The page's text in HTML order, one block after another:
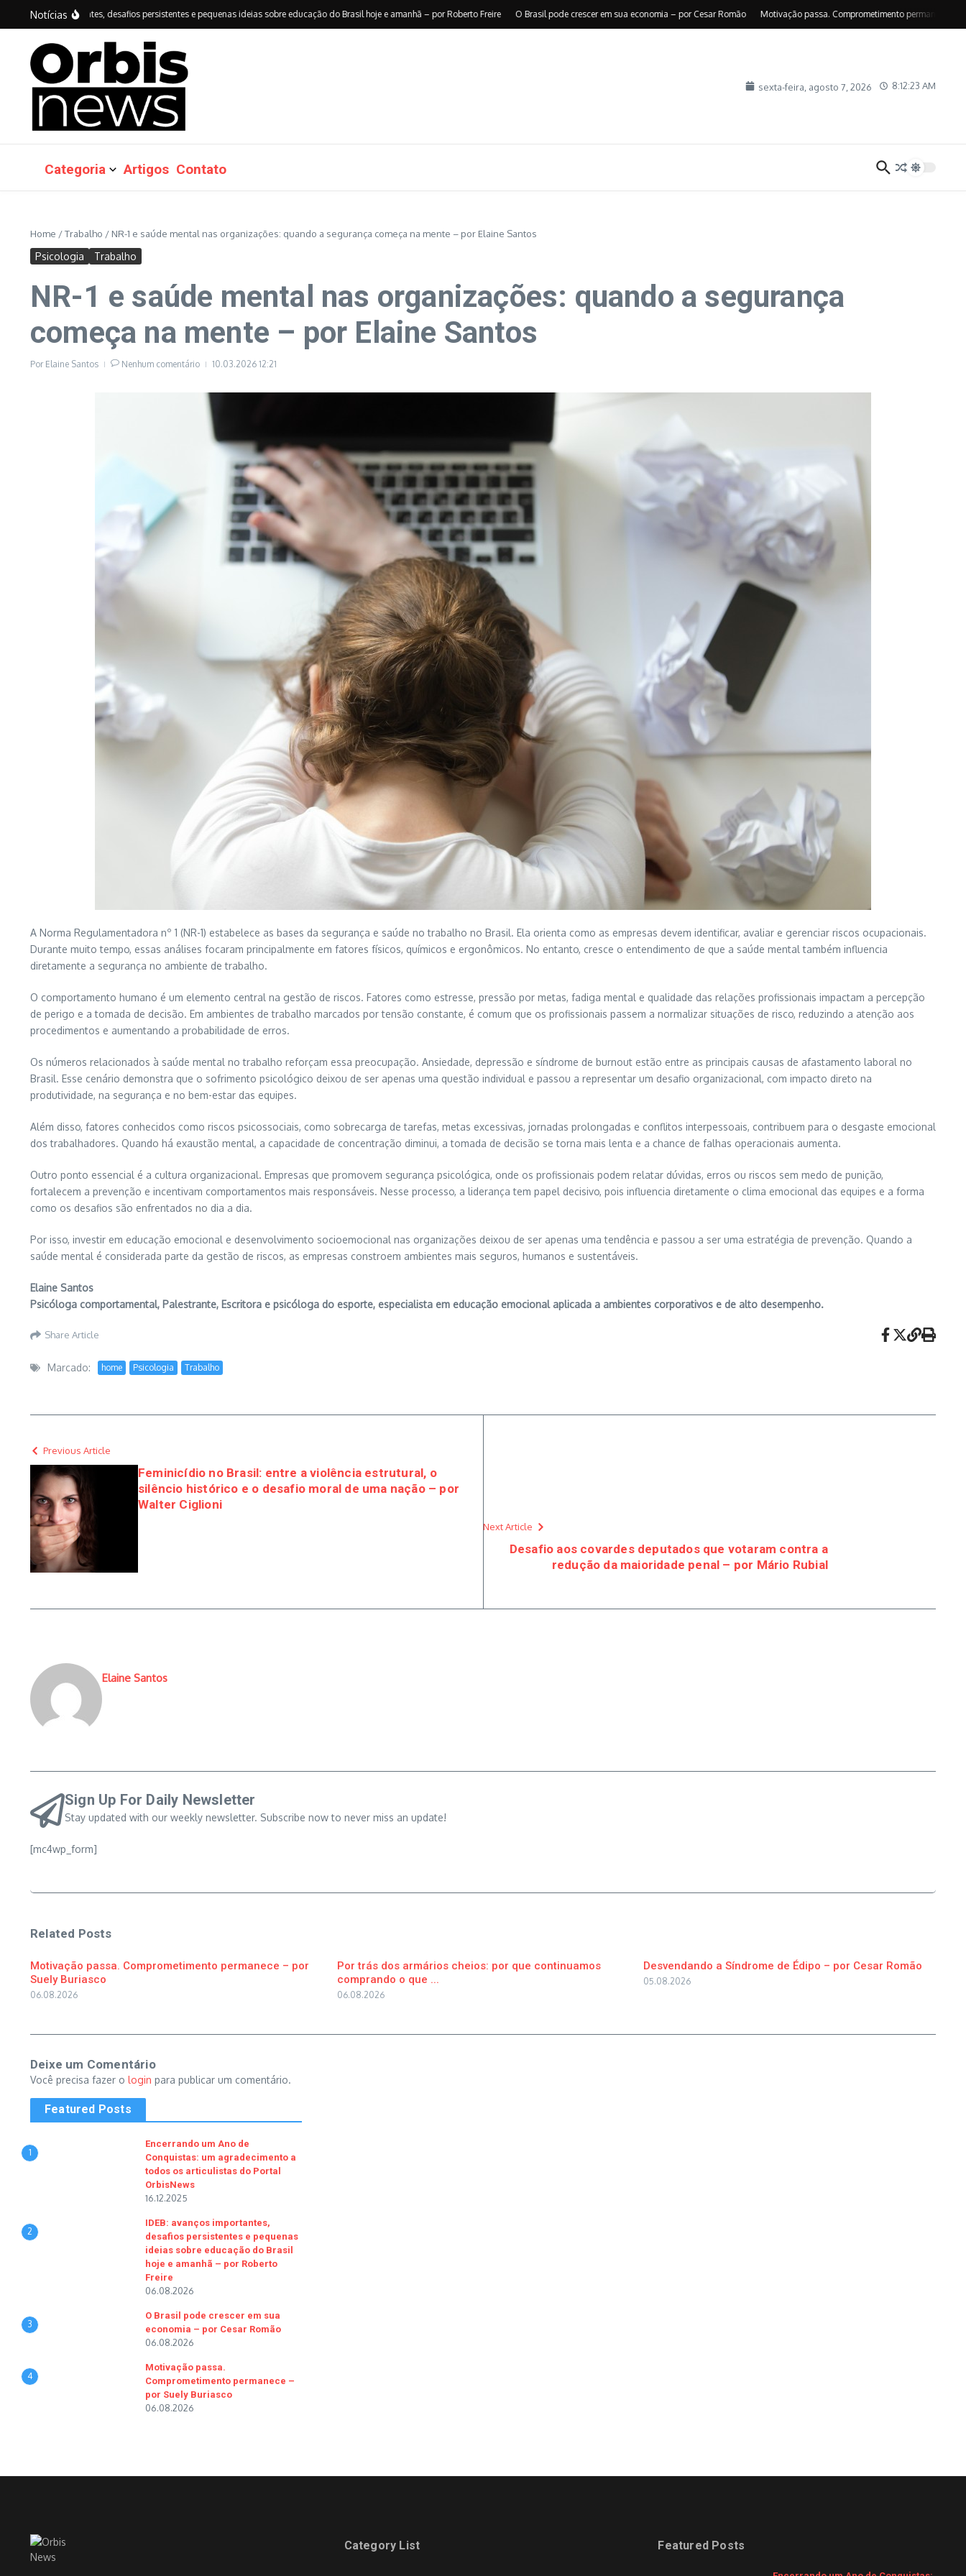
Ir para o conteúdo
Notícias
importantes, desafios persistentes e pequenas ideias sobre educação do Brasil hoje e amanhã – por Roberto Freire O Brasil pode crescer em sua economia – por Cesar Romão Motivação passa. Comprometimento permanece – por
sexta-feira, agosto 7, 2026 8:12:25 AM
Categoria Artigos Contato
Home /Trabalho / NR-1 e saúde mental nas organizações: quando a segurança começa na mente – por Elaine Santos
Psicologia Trabalho
NR-1 e saúde mental nas organizações: quando a segurança
começa na mente – por Elaine Santos
Por Elaine Santos Nenhum comentário 10.03.2026 12:21
A Norma Regulamentadora nº 1 (NR-1) estabelece as bases da segurança e saúde no trabalho no Brasil. Ela orienta como as empresas devem identificar, avaliar e gerenciar riscos ocupacionais.
Durante muito tempo, essas análises focaram principalmente em fatores físicos, químicos e ergonômicos. No entanto, cresce o entendimento de que a saúde mental também influencia
diretamente a segurança no ambiente de trabalho.
O comportamento humano é um elemento central na gestão de riscos. Fatores como estresse, pressão por metas, fadiga mental e qualidade das relações profissionais impactam a percepção
de perigo e a tomada de decisão. Em ambientes de trabalho marcados por tensão constante, é comum que os profissionais passem a normalizar situações de risco, reduzindo a atenção aos
procedimentos e aumentando a probabilidade de erros.
Os números relacionados à saúde mental no trabalho reforçam essa preocupação. Ansiedade, depressão e síndrome de burnout estão entre as principais causas de afastamento laboral no
Brasil. Esse cenário demonstra que o sofrimento psicológico deixou de ser apenas uma questão individual e passou a representar um desafio organizacional, com impacto direto na
produtividade, na segurança e no bem-estar das equipes.
Além disso, fatores conhecidos como riscos psicossociais, como sobrecarga de tarefas, metas excessivas, jornadas prolongadas e conflitos interpessoais, contribuem para o desgaste emocional
dos trabalhadores. Quando há exaustão mental, a capacidade de concentração diminui, a tomada de decisão se torna mais lenta e a chance de falhas operacionais aumenta.
Outro ponto essencial é a cultura organizacional. Empresas que promovem segurança psicológica, onde os profissionais podem relatar dúvidas, erros ou riscos sem medo de punição,
fortalecem a prevenção e incentivam comportamentos mais responsáveis. Nesse processo, a liderança tem papel decisivo, pois influencia diretamente o clima emocional das equipes e a forma
como os desafios são enfrentados no dia a dia.
Por isso, investir em educação emocional e desenvolvimento socioemocional nas organizações deixou de ser apenas uma tendência e passou a ser uma estratégia de prevenção. Quando a
saúde mental é considerada parte da gestão de riscos, as empresas constroem ambientes mais seguros, humanos e sustentáveis.
Elaine Santos
Psicóloga comportamental, Palestrante, Escritora e psicóloga do esporte, especialista em educação emocional aplicada a ambientes corporativos e de alto desempenho.
Share Article
Marcado: home Psicologia Trabalho
Previous Article
Feminicídio no Brasil: entre a violência estrutural, o
silêncio histórico e o desafio moral de uma nação – por
Walter Ciglioni
Next Article
Desafio aos covardes deputados que votaram contra a
redução da maioridade penal – por Mário Rubial
Elaine Santos
Sign Up For Daily Newsletter
Stay updated with our weekly newsletter. Subscribe now to never miss an update!
[mc4wp_form]
Related Posts
Motivação passa. Comprometimento permanece – por
Suely Buriasco
06.08.2026
Por trás dos armários cheios: por que continuamos
comprando o que ...
06.08.2026
Desvendando a Síndrome de Édipo – por Cesar Romão
05.08.2026
Deixe um Comentário
Você precisa fazer o login para publicar um comentário.
Featured Posts
1
Encerrando um Ano de
Conquistas: um agradecimento a
todos os articulistas do Portal
OrbisNews
16.12.2025
2
IDEB: avanços importantes,
desafios persistentes e pequenas
ideias sobre educação do Brasil
hoje e amanhã – por Roberto
Freire
06.08.2026
3
O Brasil pode crescer em sua
economia – por Cesar Romão
06.08.2026
4
Motivação passa.
Comprometimento permanece –
por Suely Buriasco
06.08.2026
Category List Featured Posts